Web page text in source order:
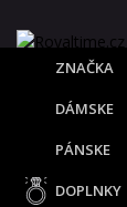
ZNAČKA
DÁMSKE
PÁNSKE
DOPLNKY